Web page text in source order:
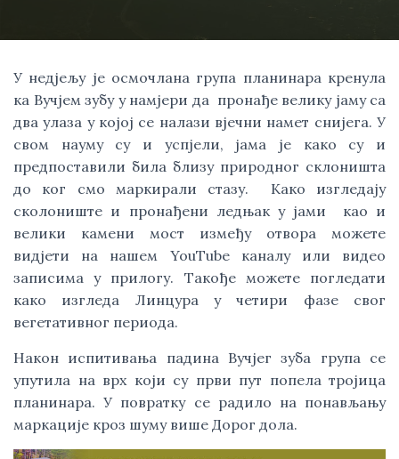
У недјељу је осмочлана група планинара кренула
ка Вучјем зубу у намјери да  пронађе велику јаму са
два улаза у којој се налази вјечни намет снијега. У
свом науму су и успјели, јамa је како су и
предпоставили била близу природног склоништа
до ког смо маркирали стазу.  Како изгледају
сколониште и пронађени ледњак у јами  као и
велики камени мост између отвора можете
видјети на нашем YouTube каналу или видео
записима у прилогу. Такође можете погледати
како изгледа Линцура у четири фазе свог
вегетативног периода.
Након испитивања падина Вучјег зуба група се
упутила на врх који су први пут попела тројица
планинара. У повратку се радило на понављању
маркације кроз шуму више Дорог дола.